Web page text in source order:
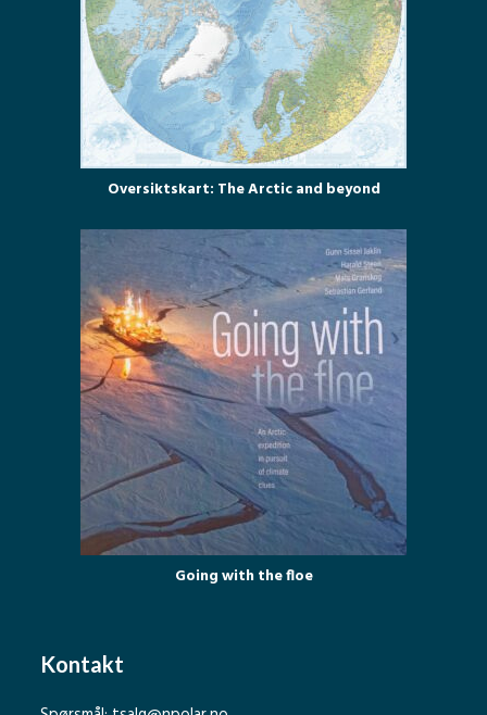
Oversiktskart: The Arctic and beyond
Going with the floe
Kontakt